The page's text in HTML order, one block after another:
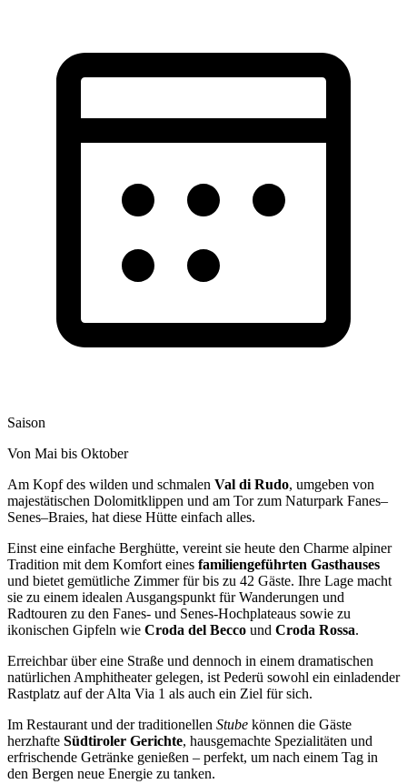
Saison
Von Mai bis Oktober
Am Kopf des wilden und schmalen Val di Rudo, umgeben von
majestätischen Dolomitklippen und am Tor zum Naturpark Fanes–
Senes–Braies, hat diese Hütte einfach alles.
Einst eine einfache Berghütte, vereint sie heute den Charme alpiner
Tradition mit dem Komfort eines familiengeführten Gasthauses
und bietet gemütliche Zimmer für bis zu 42 Gäste. Ihre Lage macht
sie zu einem idealen Ausgangspunkt für Wanderungen und
Radtouren zu den Fanes- und Senes-Hochplateaus sowie zu
ikonischen Gipfeln wie Croda del Becco und Croda Rossa.
Erreichbar über eine Straße und dennoch in einem dramatischen
natürlichen Amphitheater gelegen, ist Pederü sowohl ein einladender
Rastplatz auf der Alta Via 1 als auch ein Ziel für sich.
Im Restaurant und der traditionellen Stube können die Gäste
herzhafte Südtiroler Gerichte, hausgemachte Spezialitäten und
erfrischende Getränke genießen – perfekt, um nach einem Tag in
den Bergen neue Energie zu tanken.